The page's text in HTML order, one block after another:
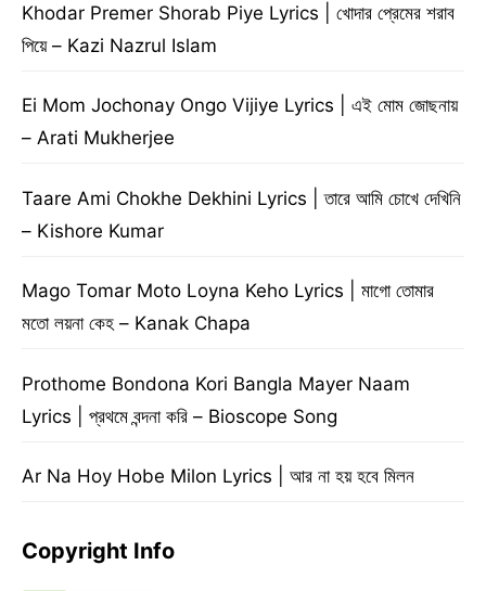
Khodar Premer Shorab Piye Lyrics | খোদার প্রেমের শরাব
পিয়ে – Kazi Nazrul Islam
Ei Mom Jochonay Ongo Vijiye Lyrics | এই মোম জোছনায়
– Arati Mukherjee
Taare Ami Chokhe Dekhini Lyrics | তারে আমি চোখে দেখিনি
– Kishore Kumar
Mago Tomar Moto Loyna Keho Lyrics | মাগো তোমার
মতো লয়না কেহ – Kanak Chapa
Prothome Bondona Kori Bangla Mayer Naam
Lyrics | প্রথমে বন্দনা করি – Bioscope Song
Ar Na Hoy Hobe Milon Lyrics | আর না হয় হবে মিলন
Copyright Info